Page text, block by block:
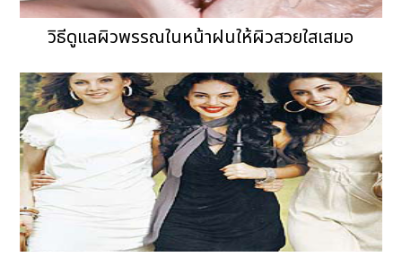
วิธีดูแลผิวพรรณในหน้าฝนให้ผิวสวยใสเสมอ